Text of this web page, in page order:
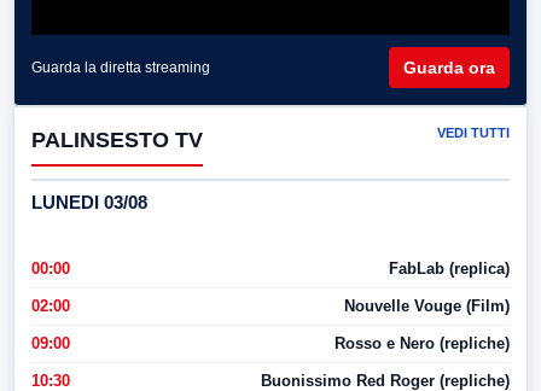
Guarda la diretta streaming Guarda ora
PALINSESTO TV VEDI TUTTI
LUNEDI 03/08
00:00 FabLab (replica)
02:00 Nouvelle Vouge (Film)
09:00 Rosso e Nero (repliche)
10:30 Buonissimo Red Roger (repliche)